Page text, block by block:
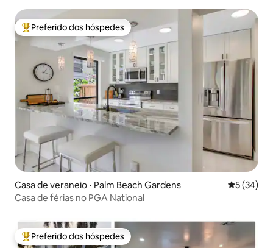
Entre os melhores preferidos dos hóspedes
Preferido dos hóspedes
Casa de veraneio ⋅ Palm Beach Gardens 5 de uma
5 (34)
Casa de férias no PGA National
Entre os melhores preferidos dos hóspedes
Preferido dos hóspedes